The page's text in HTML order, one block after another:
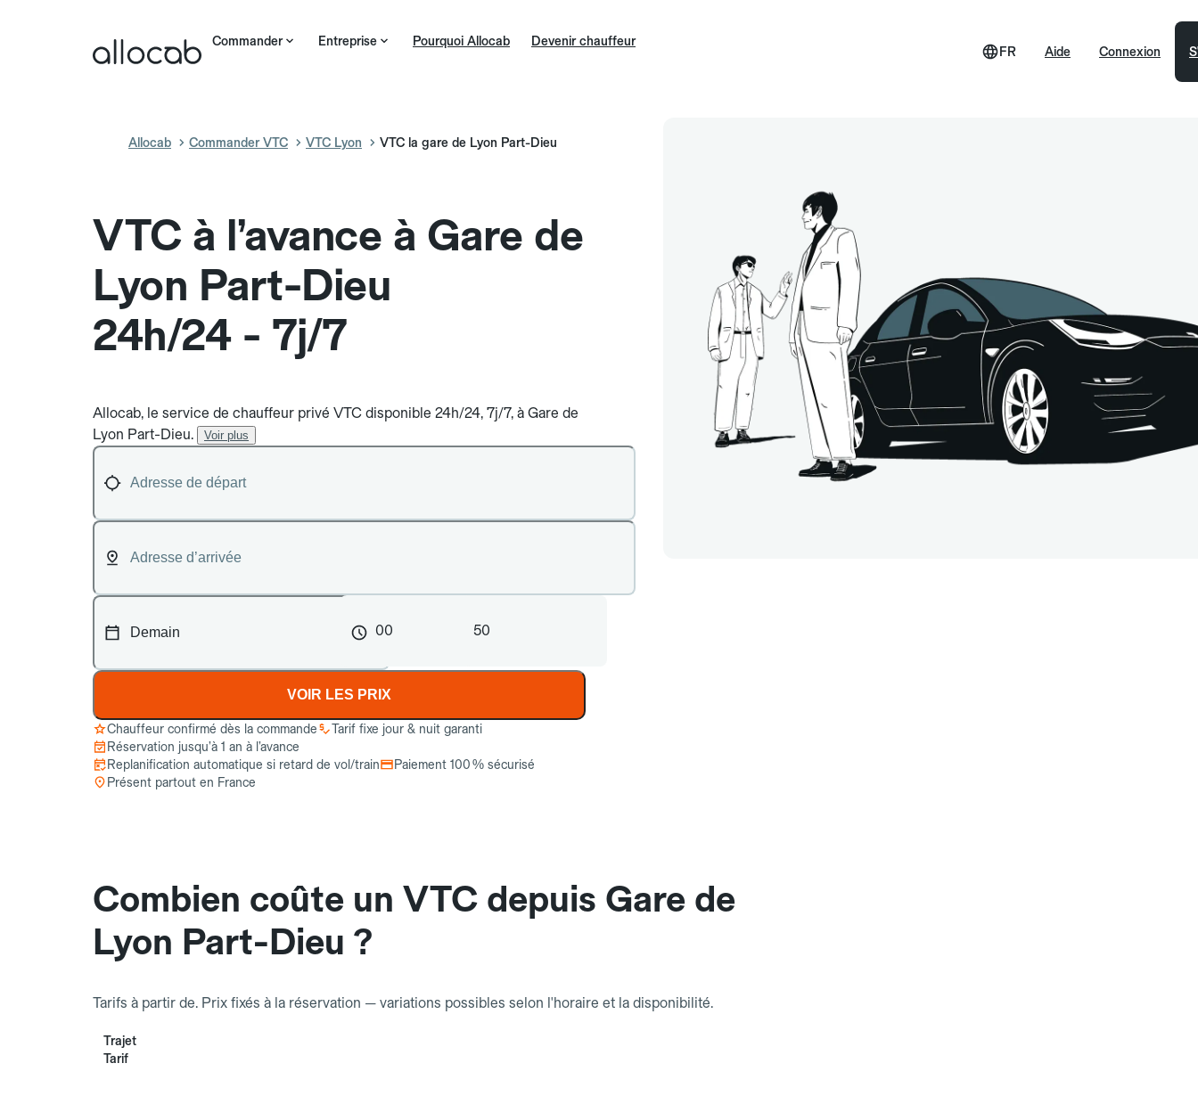
Commander Entreprise Pourquoi Allocab Devenir chauffeur
Aide
FR Connexion
Allocab Commander VTC VTC Lyon VTC la gare de Lyon Part-Dieu
VTC à l’avance à Gare de
Lyon Part-Dieu
24h/24 - 7j/7
Allocab, le service de chauffeur privé VTC disponible 24h/24, 7j/7, à Gare de
Lyon Part-Dieu.
Voir plus
00 50
VOIR LES PRIX
Chauffeur confirmé dès la commande
Tarif fixe jour & nuit garanti
Réservation jusqu’à 1 an à l’avance
Replanification automatique si retard de vol/train
Paiement 100 % sécurisé
Présent partout en France
Combien coûte un VTC depuis Gare de
Lyon Part-Dieu ?
Tarifs à partir de. Prix fixés à la réservation — variations possibles selon l'horaire et la disponibilité.
Trajet
Tarif